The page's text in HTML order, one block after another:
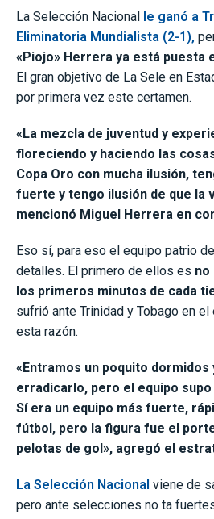
La Selección Nacional le ganó a
Eliminatoria Mundialista (2-1),
«Piojo» Herrera ya está puesta
El gran objetivo de La Sele en
por primera vez este certamen.
«La mezcla de juventud y
floreciendo y haciendo las
Copa Oro con mucha ilusión,
fuerte y tengo ilusión de que la
mencionó Miguel Herrera en
Eso sí, para eso el equipo patrio
detalles. El primero de ellos es no
los primeros minutos de cada
sufrió ante Trinidad y Tobago en
esta razón.
«Entramos un poquito
erradicarlo, pero el equipo
Sí era un equipo más fuerte,
fútbol, pero la figura fue el
pelotas de gol», agregó el
La Selección Nacional viene de
pero ante selecciones no ta